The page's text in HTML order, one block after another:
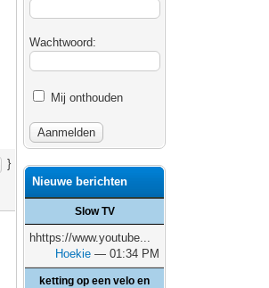
}
Wachtwoord:
Mij onthouden
Nieuwe berichten
Slow TV
hhttps://www.youtube...
Hoekie — 01:34 PM
ketting op een velo en